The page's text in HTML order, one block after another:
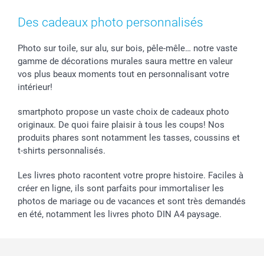
Cadres photo & accessoires déco
Stickers & Etiquettes
Chèque Cadeau
Mentions Légales
Affiliation
Investor Relations
B2B smartbusiness
Fête des Mères
Confirmation ou communion
Mariage
Fête d'anniversaire
Tous les évènements
Tarifs et frais de livraison
Livraison en 48 heures
Modes de Paiement
Identifiez-vous
Statut de ma commande
smarfriends
smartgarantie
smartbonus
Des cadeaux photo personnalisés
Photo sur toile, sur alu, sur bois, pêle-mêle… notre vaste
gamme de décorations murales saura mettre en valeur
vos plus beaux moments tout en personnalisant votre
intérieur!
smartphoto propose un vaste choix de cadeaux photo
originaux. De quoi faire plaisir à tous les coups! Nos
produits phares sont notamment les tasses, coussins et
t-shirts personnalisés.
Les livres photo racontent votre propre histoire. Faciles à
créer en ligne, ils sont parfaits pour immortaliser les
photos de mariage ou de vacances et sont très demandés
en été, notamment les livres photo DIN A4 paysage.